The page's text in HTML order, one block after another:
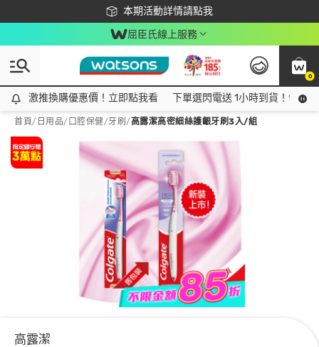
本期活動詳情請點我
下載app最高回饋$350
屈臣氏線上服務
0
激推換購優惠價！立即點我看
激推換購優惠價！立即點我看 下單選閃電送 1小時到貨！領神
首頁/ 日用品/ 口腔保健/牙刷 / 高露潔高密細絲護齦牙刷3入/組
高露潔